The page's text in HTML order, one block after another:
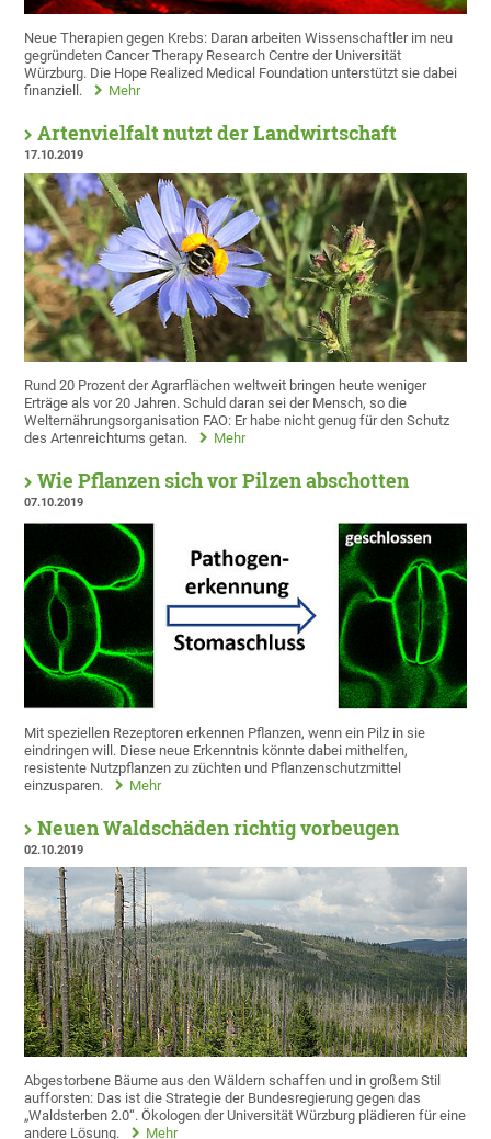
Neue Therapien gegen Krebs: Daran arbeiten Wissenschaftler im neu
gegründeten Cancer Therapy Research Centre der Universität
Würzburg. Die Hope Realized Medical Foundation unterstützt sie dabei
finanziell.
Mehr
Artenvielfalt nutzt der Landwirtschaft
17.10.2019
Rund 20 Prozent der Agrarflächen weltweit bringen heute weniger
Erträge als vor 20 Jahren. Schuld daran sei der Mensch, so die
Welternährungsorganisation FAO: Er habe nicht genug für den Schutz
des Artenreichtums getan.
Mehr
Wie Pflanzen sich vor Pilzen abschotten
07.10.2019
Mit speziellen Rezeptoren erkennen Pflanzen, wenn ein Pilz in sie
eindringen will. Diese neue Erkenntnis könnte dabei mithelfen,
resistente Nutzpflanzen zu züchten und Pflanzenschutzmittel
einzusparen.
Mehr
Neuen Waldschäden richtig vorbeugen
02.10.2019
Abgestorbene Bäume aus den Wäldern schaffen und in großem Stil
aufforsten: Das ist die Strategie der Bundesregierung gegen das
„Waldsterben 2.0“. Ökologen der Universität Würzburg plädieren für eine
andere Lösung.
Mehr